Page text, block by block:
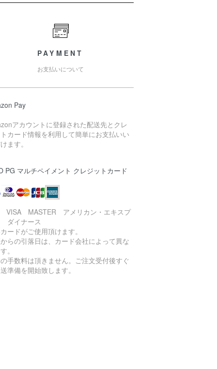
PAYMENT
お支払いについて
Pay
アカウントに登録された配送先とクレ
カード情報を利用して簡単にお支払いい
ます。
PG マルチペイメント クレジットカード
VISA MASTER アメリカン・エキスプ
ダイナース
ードがご使用頂けます。
らの引落日は、カード会社によって異な
。
手数料は頂きません。ご注文受付後すぐ
準備を開始致します。